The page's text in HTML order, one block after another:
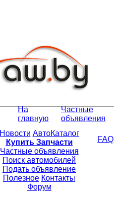
На
главную
Частные
объявления
Новости АвтоКаталог
Купить Запчасти
Частные объявления
Поиск автомобилей
Подать объявление
Полезное Контакты
Форум
FAQ